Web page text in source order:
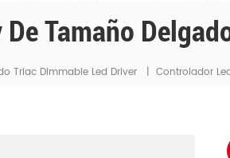
Tamaño
Triac Dimmable Led Driver |